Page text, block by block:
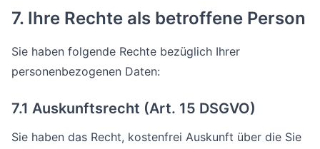
7. Ihre Rechte als betroffene Person
Sie haben folgende Rechte bezüglich Ihrer
personenbezogenen Daten:
7.1 Auskunftsrecht (Art. 15 DSGVO)
Sie haben das Recht, kostenfrei Auskunft über die Sie